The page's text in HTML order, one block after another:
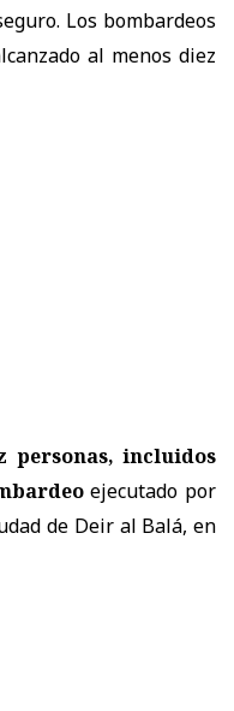
Los bombardeos
al menos diez
personas, incluidos
ejecutado por
de Deir al Balá, en